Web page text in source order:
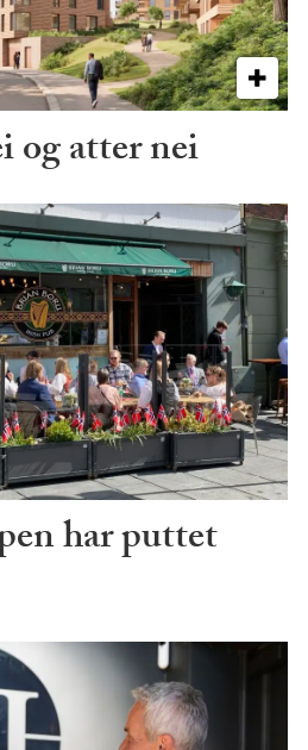
og atter nei
har puttet